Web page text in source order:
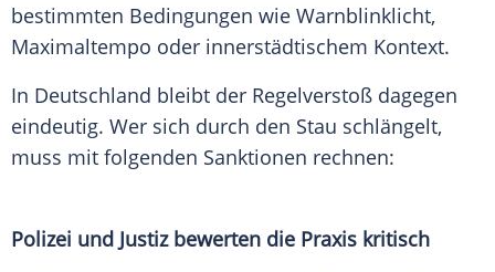
bestimmten Bedingungen wie Warnblinklicht,
Maximaltempo oder innerstädtischem Kontext.
In Deutschland bleibt der Regelverstoß dagegen
eindeutig. Wer sich durch den Stau schlängelt,
muss mit folgenden Sanktionen rechnen:
Polizei und Justiz bewerten die Praxis kritisch